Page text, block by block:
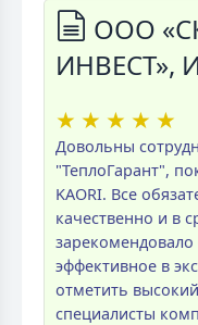
ООО
ИНВЕСТ»,
★ ★ ★ ★ ★
Довольны
"ТеплоГарант",
KAORI. Все
качественно и в
эффективное в
отметить
специалисты